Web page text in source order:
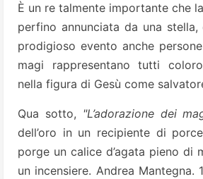
È un re talmente importante che
perfino annunciata da una
prodigioso evento anche
magi rappresentano tutti
nella figura di Gesù come
Qua sotto, "L’adorazione dei
dell’oro in un recipiente di
porge un calice d’agata pieno di
un incensiere. Andrea Mantegna.